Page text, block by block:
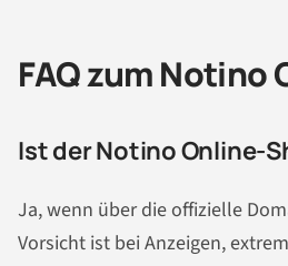
FAQ zum Notino
Ist der Notino Online-
Ja, wenn über die offizielle
Vorsicht ist bei Anzeigen,